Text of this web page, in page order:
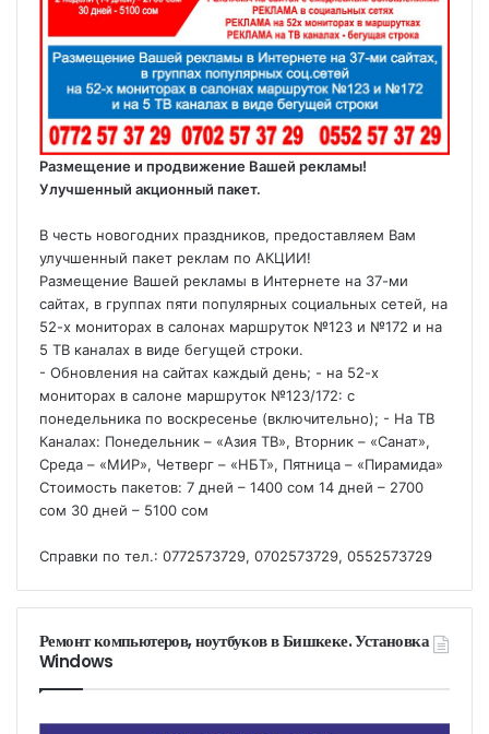
Размещение и продвижение Вашей рекламы!
Улучшенный акционный пакет.
В честь новогодних праздников, предоставляем Вам
улучшенный пакет реклам по АКЦИИ!
Размещение Вашей рекламы в Интернете на 37-ми
сайтах, в группах пяти популярных социальных сетей, на
52-х мониторах в салонах маршруток №123 и №172 и на
5 ТВ каналах в виде бегущей строки.
- Обновления на сайтах каждый день; - на 52-х
мониторах в салоне маршруток №123/172: с
понедельника по воскресенье (включительно); - На ТВ
Каналах: Понедельник – «Азия ТВ», Вторник – «Санат»,
Среда – «МИР», Четверг – «НБТ», Пятница – «Пирамида»
Стоимость пакетов: 7 дней – 1400 сом 14 дней – 2700
сом 30 дней – 5100 сом
Справки по тел.: 0772573729, 0702573729, 0552573729
Ремонт компьютеров, ноутбуков в Бишкеке. Установка
Windows